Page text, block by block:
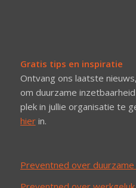
Gratis tips en inspiratie
Ontvang ons laatste
om duurzame
plek in jullie organisatie te
hierin.
Preventned over